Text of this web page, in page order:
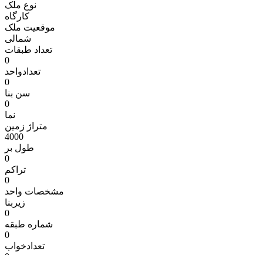
نوع ملک
کارگاه
موقعیت ملک
شمالی
تعداد طبقات
0
تعدادواحد
0
سن بنا
0
نما
متراژ زمين
4000
طول بر
0
تراکم
0
مشخصات واحد
زیربنا
0
شماره طبقه
0
تعدادخواب